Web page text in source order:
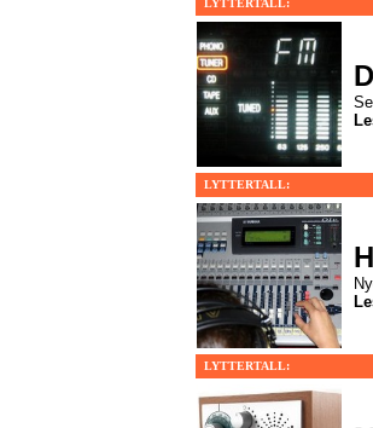
LYTTERTALL:
LYTTERTALL:
LYTTERTALL: